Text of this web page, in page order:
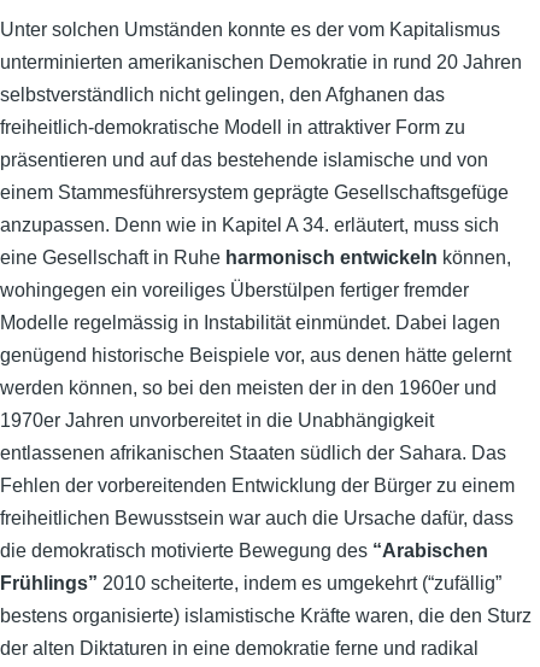
Unter solchen Umständen konnte es der vom Kapitalismus
unterminierten amerikanischen Demokratie in rund 20 Jahren
selbstverständlich nicht gelingen, den Afghanen das
freiheitlich-demokratische Modell in attraktiver Form zu
präsentieren und auf das bestehende islamische und von
einem Stammesführersystem geprägte Gesellschaftsgefüge
anzupassen. Denn wie in Kapitel A 34. erläutert, muss sich
eine Gesellschaft in Ruhe harmonisch entwickeln können,
wohingegen ein voreiliges Überstülpen fertiger fremder
Modelle regelmässig in Instabilität einmündet. Dabei lagen
genügend historische Beispiele vor, aus denen hätte gelernt
werden können, so bei den meisten der in den 1960er und
1970er Jahren unvorbereitet in die Unabhängigkeit
entlassenen afrikanischen Staaten südlich der Sahara. Das
Fehlen der vorbereitenden Entwicklung der Bürger zu einem
freiheitlichen Bewusstsein war auch die Ursache dafür, dass
die demokratisch motivierte Bewegung des “Arabischen
Frühlings” 2010 scheiterte, indem es umgekehrt (“zufällig”
bestens organisierte) islamistische Kräfte waren, die den Sturz
der alten Diktaturen in eine demokratie ferne und radikal